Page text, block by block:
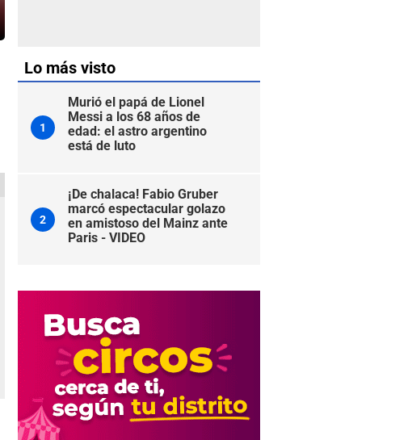
Lo más visto
1
Murió el papá de Lionel
Messi a los 68 años de
edad: el astro argentino
está de luto
2
¡De chalaca! Fabio Gruber
marcó espectacular golazo
en amistoso del Mainz ante
Paris - VIDEO